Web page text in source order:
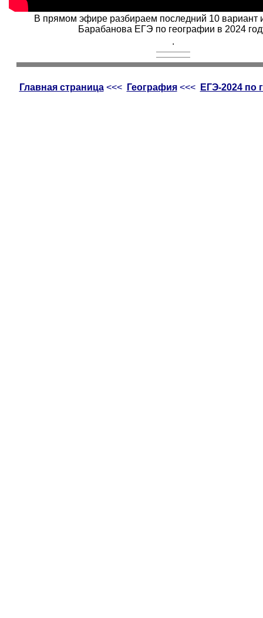
В прямом эфире разбираем последний 10 вариант
Барабанова ЕГЭ по географии в 2024
.
Главная страница<<< География<<< ЕГЭ-2024 по